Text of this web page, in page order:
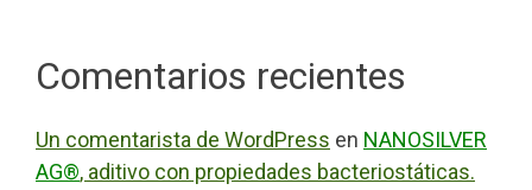
Comentarios recientes
Un comentarista de WordPress en NANOSILVER
AG®, aditivo con propiedades bacteriostáticas.